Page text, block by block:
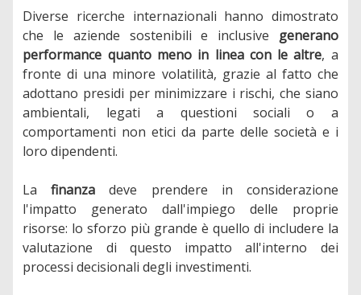
Diverse ricerche internazionali hanno dimostrato
che le aziende sostenibili e inclusive generano
performance quanto meno in linea con le altre, a
fronte di una minore volatilità, grazie al fatto che
adottano presidi per minimizzare i rischi, che siano
ambientali, legati a questioni sociali o a
comportamenti non etici da parte delle società e i
loro dipendenti.
Lafinanza deve prendere in considerazione
l'impatto generato dall'impiego delle proprie
risorse: lo sforzo più grande è quello di includere la
valutazione di questo impatto all'interno dei
processi decisionali degli investimenti.